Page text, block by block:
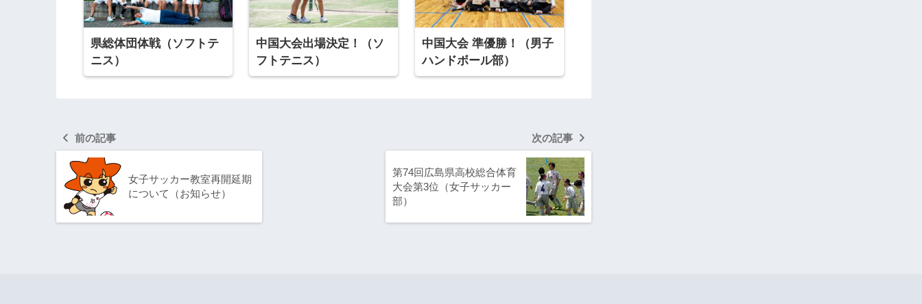
県総体団体戦（ソフトテ
ニス）
中国大会出場決定！（ソ
フトテニス）
中国大会 準優勝！（男子
ハンドボール部）
前の記事
女子サッカー教室再開延期
について（お知らせ）
次の記事
第74回広島県高校総合体育
大会第3位（女子サッカー
部）